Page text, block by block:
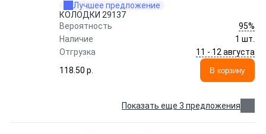
Лучшее предложение
КОЛОДКИ 29137
Вероятность
95%
Наличие
1 шт.
Отгрузка
11 - 12 августа
118.50 p.
В корзину
Показать еще 3 предложения